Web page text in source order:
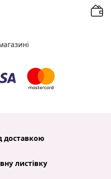
доставкою
листівку